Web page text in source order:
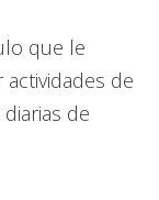
que le
de
de